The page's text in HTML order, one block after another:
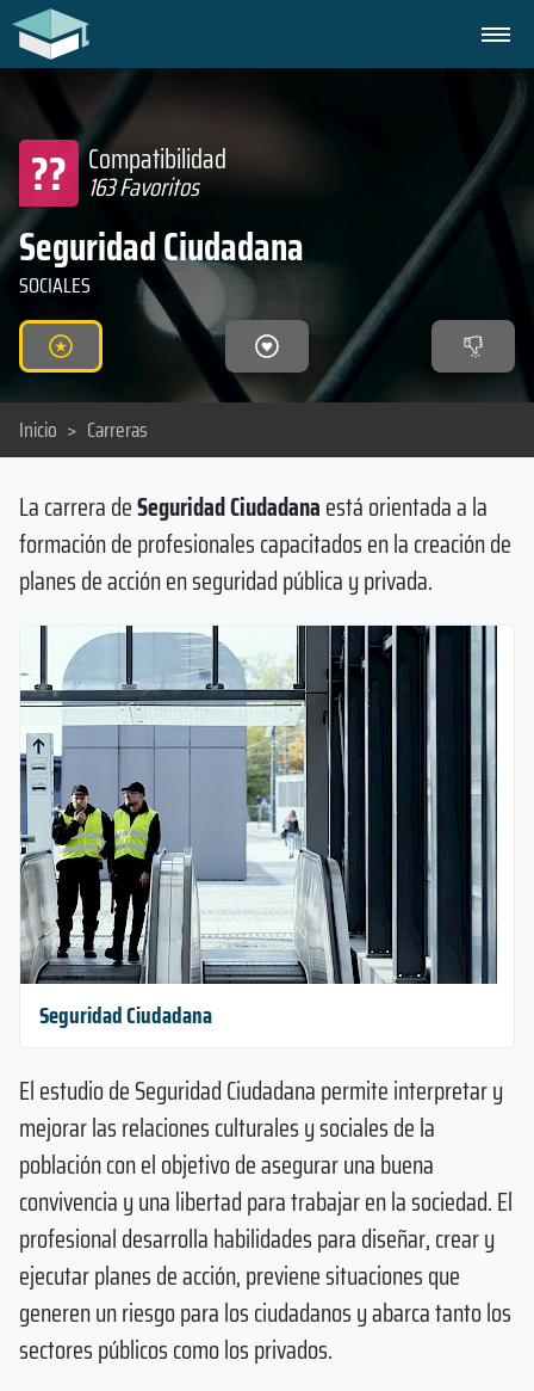
Seguridad Ciudadana
Compatibilidad
163 Favoritos
??
SOCIALES
Inicio > Carreras
La carrera deSeguridad Ciudadanaestá orientada a la
formación de profesionales capacitados en la creación de
planes de acción en seguridad pública y privada.
Seguridad Ciudadana
El estudio de Seguridad Ciudadana permite interpretar y
mejorar las relaciones culturales y sociales de la
población con el objetivo de asegurar una buena
convivencia y una libertad para trabajar en la sociedad. El
profesional desarrolla habilidades para diseñar, crear y
ejecutar planes de acción, previene situaciones que
generen un riesgo para los ciudadanos y abarca tanto los
sectores públicos como los privados.